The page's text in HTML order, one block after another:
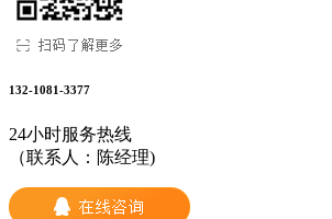
132-1081-3377
24小时服务热线
（联系人：陈经理)